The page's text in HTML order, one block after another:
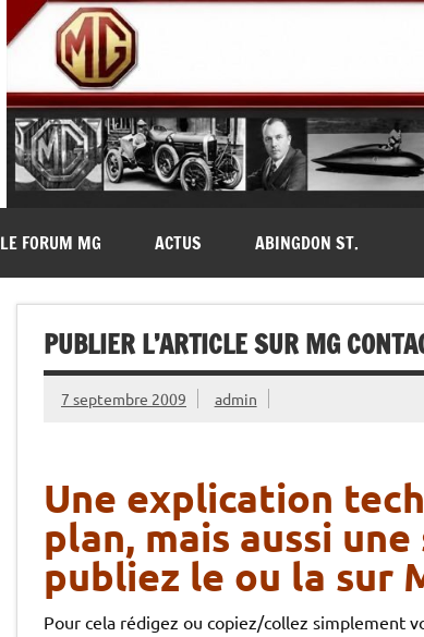
MG Contact
LE FORUM MG ACTUS ABINGDON ST.
PUBLIER L’ARTICLE SUR MG
7 septembre 2009 admin
Une explication
plan, mais aussi
publiez le ou la sur
Pour cela rédigez ou copiez/collez simplement